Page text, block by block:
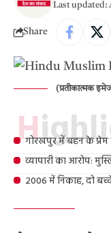
Last updated:
Share
(प्रतीकात्मक
गोरखपुर में बहन के प्रेम
व्यापारी का आरोप:
2006 में निकाह, दो